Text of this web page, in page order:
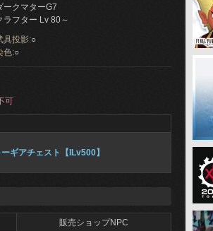
ークマターG7
ラフター Lv 80～
具投影:○
色:○
可
ギアチェスト【ILv500】
販売ショップNPC